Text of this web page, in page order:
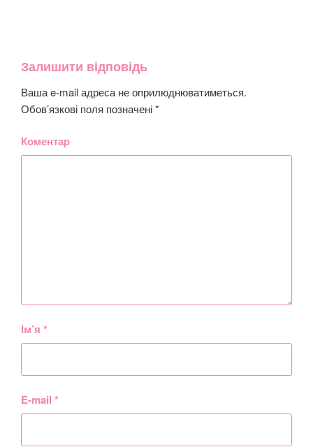
Залишити відповідь
Ваша e-mail адреса не оприлюднюватиметься.
Обов’язкові поля позначені*
Коментар
Ім’я *
E-mail *